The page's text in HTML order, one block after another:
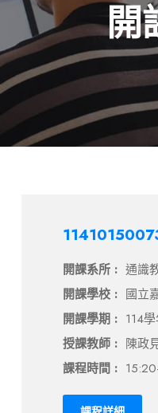
開
開課系所 : 通識
開課學校 : 國立
開課學期 : 114
授課教師 : 陳政
課程時間 :